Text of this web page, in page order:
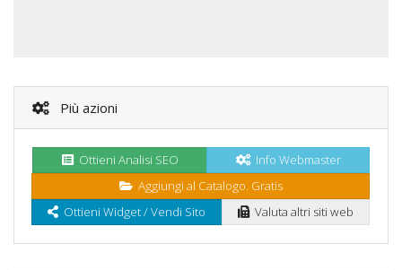
Più azioni
Ottieni Analisi SEO
Info Webmaster
Aggiungi al Catalogo. Gratis
Ottieni Widget / Vendi Sito
Valuta altri siti web